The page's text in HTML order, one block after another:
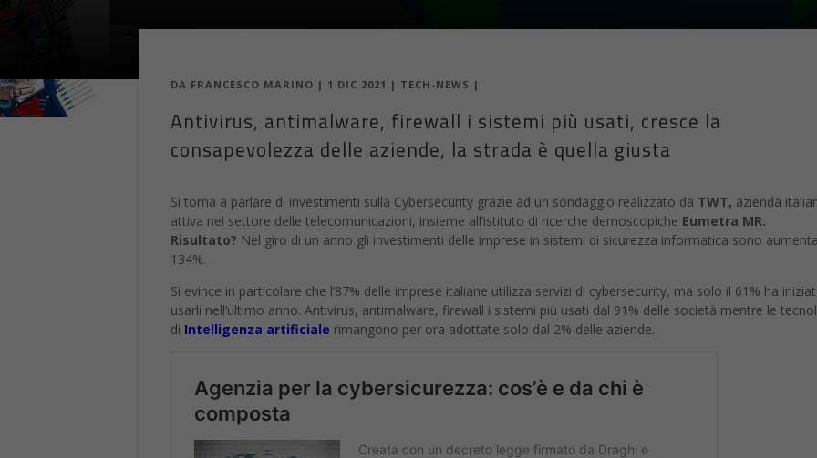
DA FRANCESCO MARINO | 1 DIC 2021 | TECH-NEWS |
Antivirus, antimalware, firewall i sistemi più usati, cresce la
consapevolezza delle aziende, la strada è quella giusta
Si torna a parlare di investimenti sulla Cybersecurity grazie ad un sondaggio realizzato da TWT, azienda
attiva nel settore delle telecomunicazioni, insieme all’istituto di ricerche demoscopiche Eumetra MR.
Risultato? Nel giro di un anno gli investimenti delle imprese in sistemi di sicurezza informatica sono
134%.
Si evince in particolare che l’87% delle imprese italiane utilizza servizi di cybersecurity, ma solo il 61% ha
usarli nell’ultimo anno. Antivirus, antimalware, firewall i sistemi più usati dal 91% delle società mentre le
di Intelligenza artificiale rimangono per ora adottate solo dal 2% delle aziende.